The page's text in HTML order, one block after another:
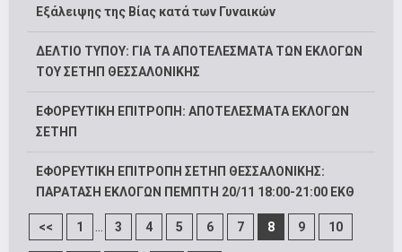
Εξάλειψης της Βίας κατά των Γυναικών
ΔΕΛΤΙΟ ΤΥΠΟΥ: ΓΙΑ ΤΑ ΑΠΟΤΕΛΕΣΜΑΤΑ ΤΩΝ ΕΚΛΟΓΩΝ
ΤΟΥ ΣΕΤΗΠ ΘΕΣΣΑΛΟΝΙΚΗΣ
ΕΦΟΡΕΥΤΙΚΗ ΕΠΙΤΡΟΠΗ: ΑΠΟΤΕΛΕΣΜΑΤΑ ΕΚΛΟΓΩΝ
ΣΕΤΗΠ
ΕΦΟΡΕΥΤΙΚΗ ΕΠΙΤΡΟΠΗ ΣΕΤΗΠ ΘΕΣΣΑΛΟΝΙΚΗΣ:
ΠΑΡΑΤΑΣΗ ΕΚΛΟΓΩΝ ΠΕΜΠΤΗ 20/11 18:00-21:00 ΕΚΘ
<< 1 ... 3 4 5 6 7 8 9 10